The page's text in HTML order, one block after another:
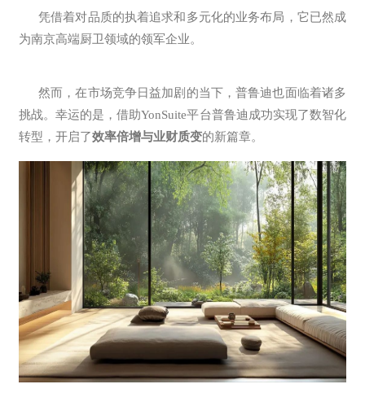
凭借着对品质的执着追求和多元化的业务布局，它已然成
为南京高端厨卫领域的领军企业。
然而，在市场竞争日益加剧的当下，普鲁迪也面临着诸多
挑战。幸运的是，借助YonSuite平台普鲁迪成功实现了数智化
转型，开启了效率倍增与业财质变的新篇章。